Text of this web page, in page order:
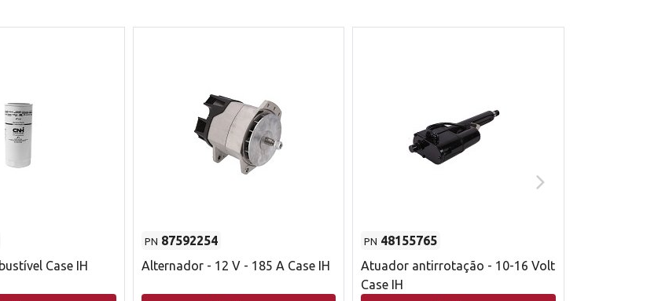
Case IH
PN 87592254
Alternador - 12 V - 185 A Case IH
PN 48155765
Atuador antirrotação - 10-16 Volt
Case IH